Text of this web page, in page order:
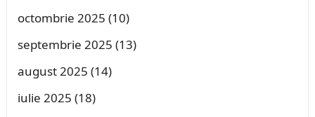
octombrie 2025 (10)
septembrie 2025 (13)
august 2025 (14)
iulie 2025 (18)